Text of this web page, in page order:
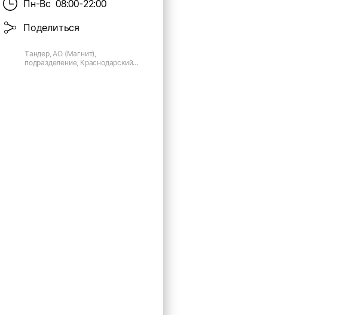
Пн-Вс 08:00-22:00
Поделиться
Тандер, АО (Магнит),
подразделение, Краснодарский